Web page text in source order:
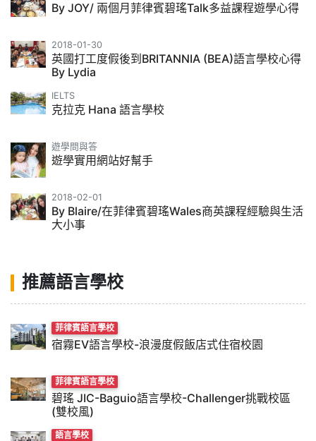
By JOY/ 兩個月菲律賓碧瑤Talk多益課程遊學心得
2018-01-30
英國打工度假後到BRITANNIA (BEA)語言學校心得
By Lydia
IELTS
克拉克 Hana 語言學校
遊學問與答
遊學實用網站好幫手
2018-02-01
By Blaire/在菲律賓碧瑤Wales商英課程經驗與生活
大小事
推薦語言學校
菲律賓語言學校
宿霧EV語言學校-浪漫度假飯店式住宿校園
菲律賓語言學校
碧瑤 JIC-Baguio語言學校-Challenger挑戰校區
(雙校風)
語言學校